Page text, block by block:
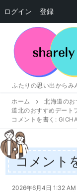
ログイン 登録
ッ
プ
ふたりの思い出からみ
ホーム
北海道のお
道北のおすすめデート
コメントを書く:
コメント
2026年6月4日 1:32 AM